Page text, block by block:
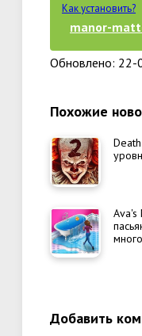
Как установить?
manor-
Обновлено: 22-
Похожие
Ava's
Добавить